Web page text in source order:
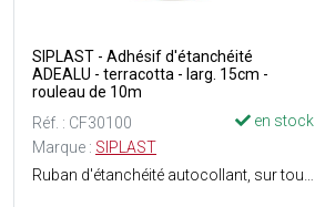
SIPLAST - Adhésif d'étanchéité
ADEALU - terracotta - larg. 15cm -
rouleau de 10m
Réf. : CF30100
en stock
Marque : SIPLAST